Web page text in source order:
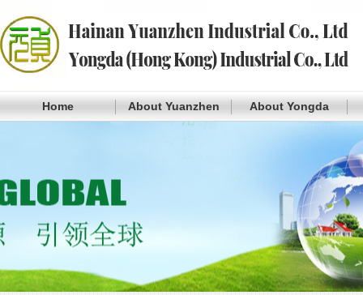
Home About Yuanzhen About Yongda